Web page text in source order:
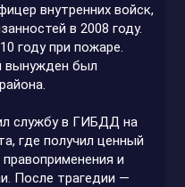
внутренних войск,
в 2008 году.
году при пожаре.
вынужден был
службу в ГИБДД на
где получил ценный
и
После трагедии —